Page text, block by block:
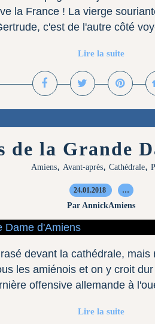
la France ! La vierge
c'est de l'autre côté
Lire la suite
de la Grande
Amiens, Avant-après, Cathédrale,
24.01.2018 …
Par AnnickAmiens
devant la cathédrale,
les amiénois et on y croit
offensive allemande à
Lire la suite